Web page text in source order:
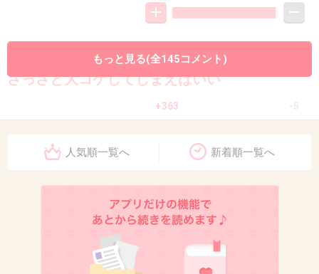
2013/10/16(水) 13:50:02
さっさと大コケしてしまえばいい
+363
てっちゃん!?…
+564
もっと見る(全145コメント)
人気順一覧へ 新着順一覧へ